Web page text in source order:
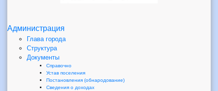
Администрация
Глава города
Структура
Документы
Справочно
Устав поселения
Постановления (обнародование)
Сведения о доходах